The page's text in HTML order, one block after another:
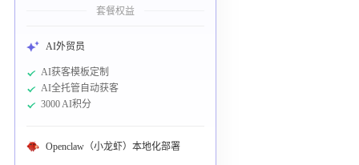
套餐权益
AI外贸员
AI获客模板定制
AI全托管自动获客
3000 AI积分
Openclaw（小龙虾）本地化部署